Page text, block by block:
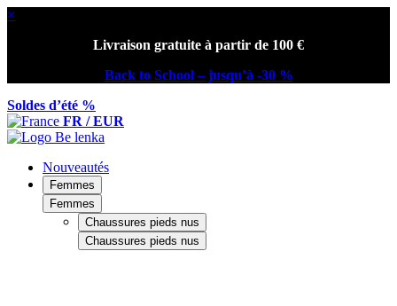
×
Livraison gratuite à partir de 100 €
Back to School – jusqu’à -30 %
Soldes d’été %
FR / EUR
Nouveautés
Femmes
Femmes
Chaussures pieds nus
Chaussures pieds nus